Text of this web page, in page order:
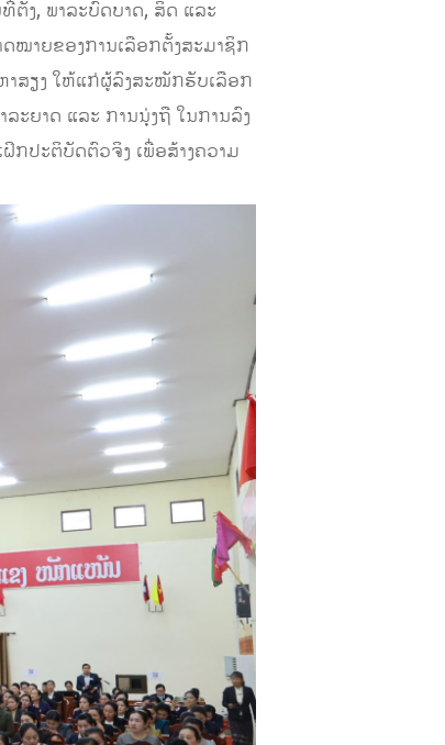
ຕັ້ງ, ພາລະບົດບາດ, ສິດ ແລະ
ໝາຍຂອງການເລືອກຕັ້ງສະມາຊິກ
າສຽງ ໃຫ້ແກ່ຜູ້ລົງສະໝັກຮັບເລືອກ
ະຍາດ ແລະ ການນຸ່ງຖື ໃນການລົງ
ກປະຕິບັດຕົວຈິງ ເພື່ອສ້າງຄວາມ